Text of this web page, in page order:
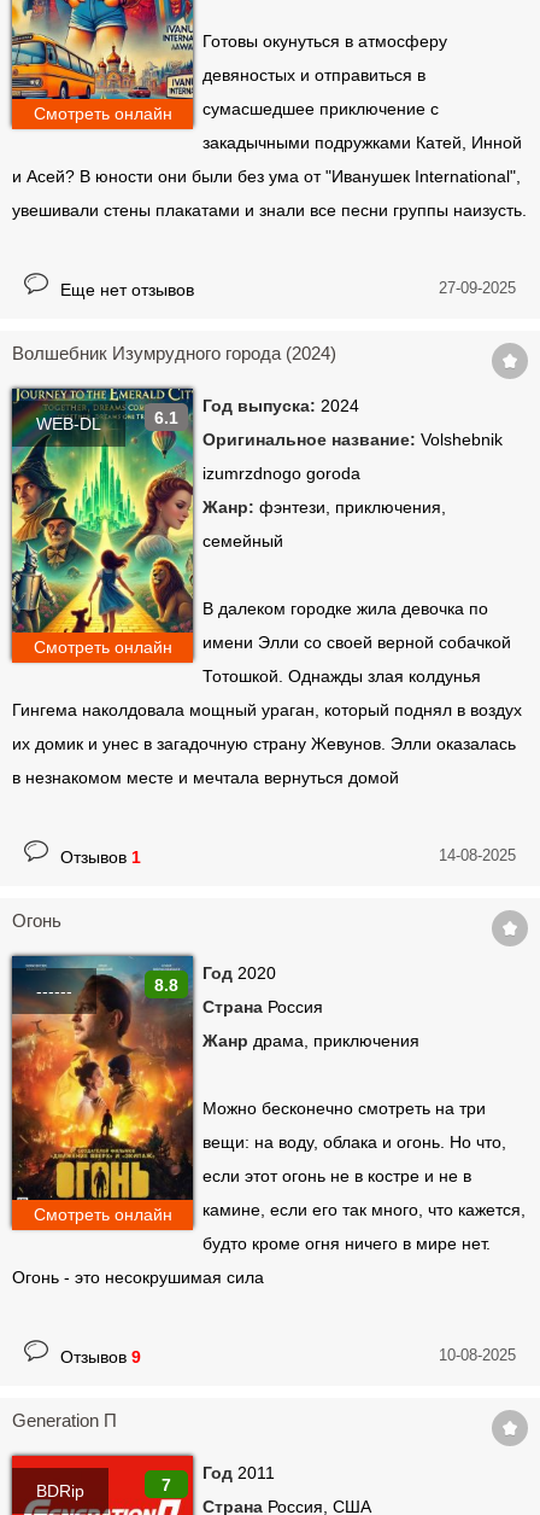
Готовы окунуться в атмосферу
девяностых и отправиться в
сумасшедшее приключение с
закадычными подружками Катей, Инной
и Асей? В юности они были без ума от "Иванушек International",
увешивали стены плакатами и знали все песни группы наизусть.
Смотреть онлайн
Еще нет отзывов 27-09-2025
Волшебник Изумрудного города (2024)
6.1
WEB-DL
Год выпуска: 2024
Оригинальное название: Volshebnik
izumrzdnogo goroda
Жанр: фэнтези, приключения,
семейный
В далеком городке жила девочка по
имени Элли со своей верной собачкой
Тотошкой. Однажды злая колдунья
Гингема наколдовала мощный ураган, который поднял в воздух
их домик и унес в загадочную страну Жевунов. Элли оказалась
в незнакомом месте и мечтала вернуться домой
Смотреть онлайн
Отзывов 1 14-08-2025
Огонь
8.8
------
Год 2020
Страна Россия
Жанр драма, приключения
Можно бесконечно смотреть на три
вещи: на воду, облака и огонь. Но что,
если этот огонь не в костре и не в
камине, если его так много, что кажется,
будто кроме огня ничего в мире нет.
Огонь - это несокрушимая сила
Смотреть онлайн
Отзывов 9 10-08-2025
Generation П
7
BDRip
Год 2011
Страна Россия, США